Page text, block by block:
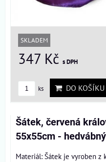
SKLADEM
347 Kč s DPH
ks DO KOŠÍKU
Šátek, červená
55x55cm -
Materiál: Šátek je vyroben z